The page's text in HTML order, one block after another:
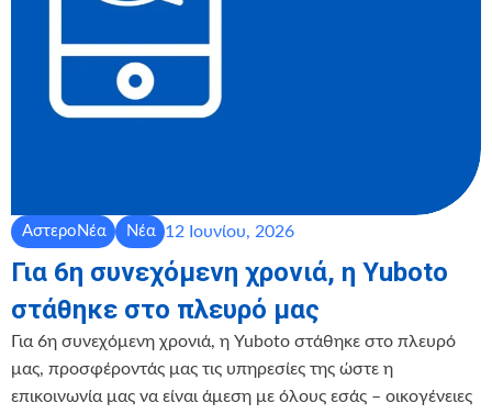
ΑστεροΝέα Νέα 12 Ιουνίου, 2026
Για 6η συνεχόμενη χρονιά, η Yuboto
στάθηκε στο πλευρό μας
Για 6η συνεχόμενη χρονιά, η Yuboto στάθηκε στο πλευρό
μας, προσφέροντάς μας τις υπηρεσίες της ώστε η
επικοινωνία μας να είναι άμεση με όλους εσάς – οικογένειες